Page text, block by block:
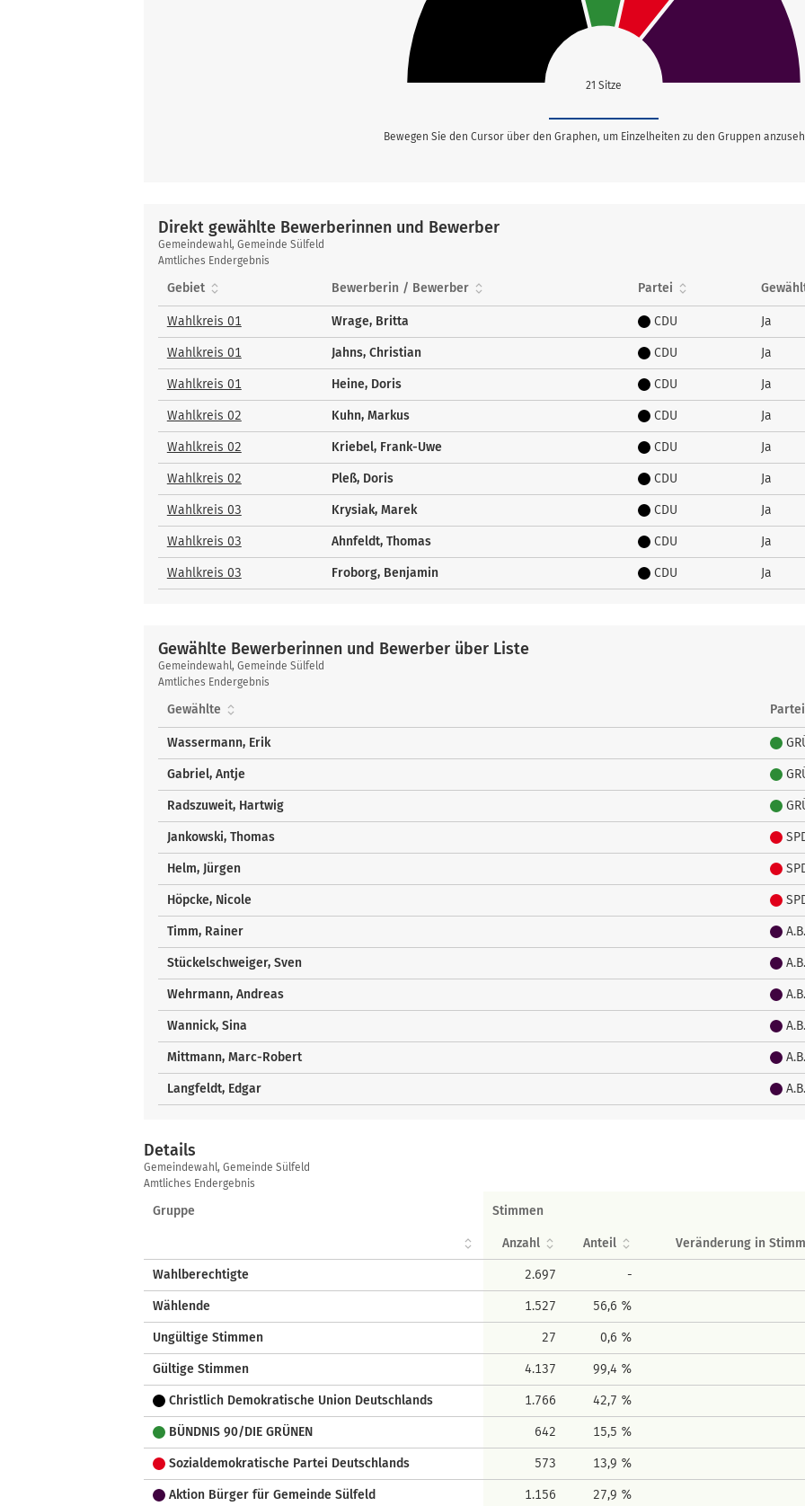
21 Sitze
Bewegen Sie den Cursor über den Graphen, um Einzelheiten zu den Gruppen
Direkt gewählte Bewerberinnen und Bewerber
Direkt
gewählte
Bewerberinnen
Bewerber
Gemeindewahl, Gemeinde Sülfeld
Amtliches Endergebnis
Gebiet Bewerberin / Bewerber Partei
Wahlkreis 01 Wrage, Britta CDU Ja
Wahlkreis 01 Jahns, Christian CDU Ja
Wahlkreis 01 Heine, Doris CDU Ja
Wahlkreis 02 Kuhn, Markus CDU Ja
Wahlkreis 02 Kriebel, Frank-Uwe CDU Ja
Wahlkreis 02 Pleß, Doris CDU Ja
Wahlkreis 03 Krysiak, Marek CDU Ja
Wahlkreis 03 Ahnfeldt, Thomas CDU Ja
Wahlkreis 03 Froborg, Benjamin CDU Ja
Gewählte Bewerberinnen und Bewerber über Liste
Gewählte
Bewerberinnen
und
über
Liste
Gemeindewahl, Gemeinde Sülfeld
Amtliches Endergebnis
Gewählte Partei
Wassermann, Erik
Gabriel, Antje
Radszuweit, Hartwig
Jankowski, Thomas
Helm, Jürgen
Höpcke, Nicole
Timm, Rainer
Stückelschweiger, Sven
Wehrmann, Andreas
Wannick, Sina
Mittmann, Marc-Robert
Langfeldt, Edgar
Details
Details
Gemeindewahl, Gemeinde Sülfeld
Amtliches Endergebnis
Gruppe Stimmen
Anzahl Anteil Veränderung in
Wahlberechtigte 2.697 -
Wählende 1.527 56,6 %
Ungültige Stimmen 27 0,6 %
Gültige Stimmen 4.137 99,4 %
Christlich Demokratische Union Deutschlands 1.766 42,7 %
BÜNDNIS 90/DIE GRÜNEN 642 15,5 %
Sozialdemokratische Partei Deutschlands 573 13,9 %
Aktion Bürger für Gemeinde Sülfeld 1.156 27,9 %